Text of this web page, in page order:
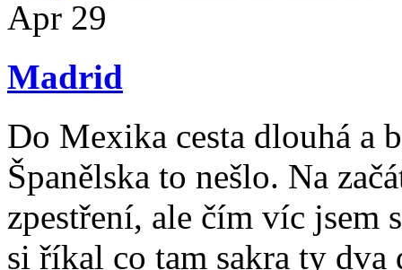
Apr 29
Madrid
Do Mexika cesta dlouhá a
Španělska to nešlo. Na
zpestření, ale čím víc jsem
si říkal co tam sakra ty